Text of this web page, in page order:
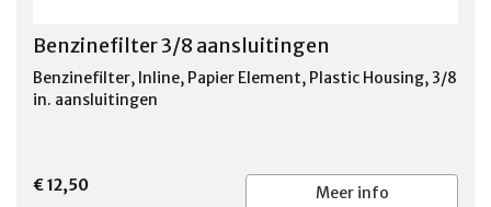
Benzinefilter 3/8 aansluitingen
Benzinefilter, Inline, Papier Element, Plastic Housing, 3/8
in. aansluitingen
€ 12,50 Meer info